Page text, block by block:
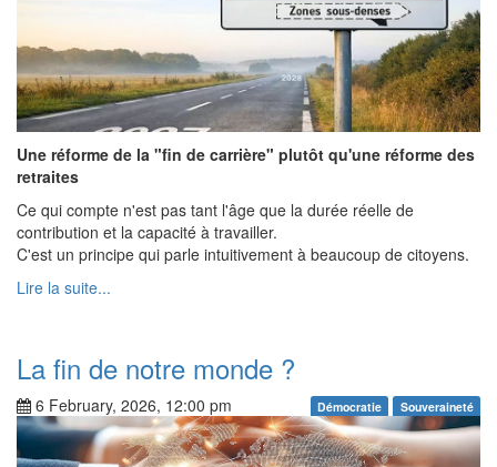
Une réforme de la "fin de carrière" plutôt qu'une réforme des
retraites
Ce qui compte n'est pas tant l'âge que la durée réelle de
contribution et la capacité à travailler.
C'est un principe qui parle intuitivement à beaucoup de citoyens.
Lire la suite...
La fin de notre monde ?
6 February, 2026, 12:00 pm Démocratie Souveraineté